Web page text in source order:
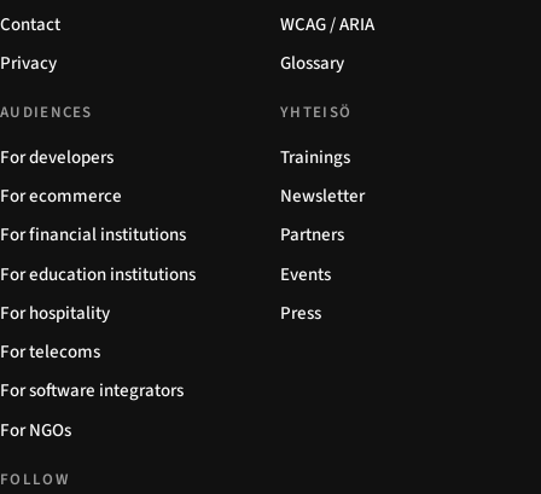
Contact
Privacy
WCAG / ARIA
Glossary
AUDIENCES
For developers
For ecommerce
For financial institutions
For education institutions
For hospitality
For telecoms
For software integrators
For NGOs
YHTEISÖ
Trainings
Newsletter
Partners
Events
Press
FOLLOW